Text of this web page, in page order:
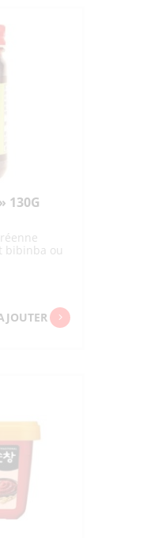
130G
bibinba ou